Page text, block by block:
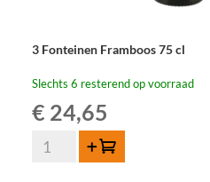
3 Fonteinen Framboos 75 cl
Slechts 6 resterend op voorraad
€ 24,65
Fonteinen
Toevoegen